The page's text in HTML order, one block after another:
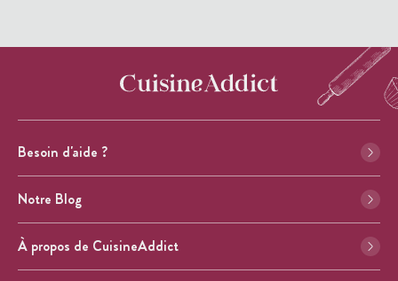
Besoin d'aide ?
Notre Blog
À propos de CuisineAddict